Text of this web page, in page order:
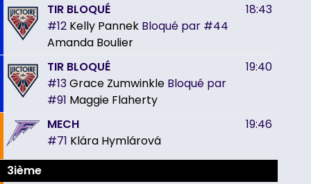
TIR BLOQUÉ
#12 Kelly Pannek Bloqué par #44
Amanda Boulier
18:43
TIR BLOQUÉ
#13Grace Zumwinkle Bloqué par
#91 Maggie Flaherty
19:40
MECH
#71 Klára Hymlárová
19:46
3ième